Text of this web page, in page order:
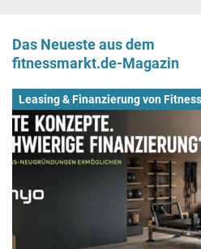
Das Neueste aus dem
fitnessmarkt.de-Magazin
Leasing & Finanzierung von